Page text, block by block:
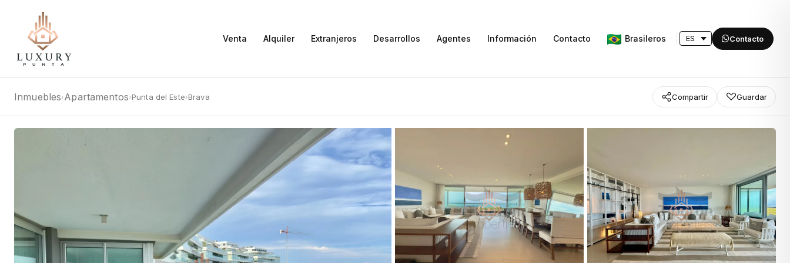
Venta Alquiler Extranjeros Desarrollos Agentes Información Contacto Brasileros Contacto
Inmuebles›Apartamentos›Punta del Este›Brava Compartir Guardar